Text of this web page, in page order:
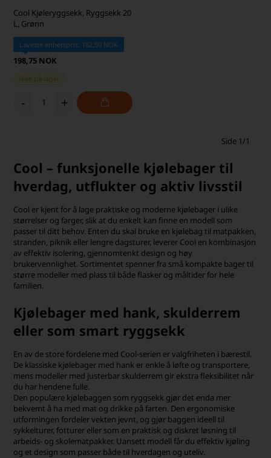
Cool Kjøleryggsekk, Ryggsekk 20
L, Grønn
Laveste enhetspris: 182,50 NOK
198,75 NOK
Ikke på lager
- +
Side 1/1
Cool – funksjonelle kjølebager til
hverdag, utflukter og aktiv livsstil
Cool er kjent for å lage praktiske og moderne kjølebager i ulike
størrelser og farger, slik at du enkelt kan finne en modell som
passer til ditt behov. Enten du skal bruke en kjølebag til matpakken,
stranden, piknik eller lengre dagsturer, leverer Cool en kombinasjon
av effektiv isolering, gjennomtenkt design og høy
brukervennlighet. Sortimentet spenner fra små kompakte bager til
større modeller med plass til både flasker og måltider for hele
familien.
Kjølebager med hank, skulderrem
eller som smart ryggsekk
En av de store fordelene med Cool-serien er valgfriheten i bærestil.
De klassiske kjølebager med hank er enkle å løfte og transportere,
mens modeller med justerbar skulderrem gir ekstra fleksibilitet når
du har hendene fulle.
Den populære kjølebaggen som ryggsekk gjør det enda mer
bekvemt å ha med mat og drikke på farten. Den ergonomiske
utformingen fordeler vekten jevnt, og gjør baggen ideell til
sykkelturer, fotturer eller som en praktisk og diskret løsning til
arbeids- og skolematpakker. Uansett modell får du effektiv kjøling
og et design som passer både til hverdagen og uteliv.